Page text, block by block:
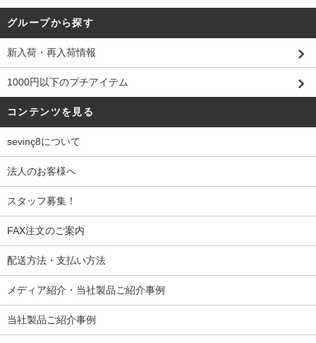
グループから探す
新入荷・再入荷情報
1000円以下のプチアイテム
コンテンツを見る
sevinç8について
法人のお客様へ
スタッフ募集！
FAX注文のご案内
配送方法・支払い方法
メディア紹介・当社製品ご紹介事例
当社製品ご紹介事例